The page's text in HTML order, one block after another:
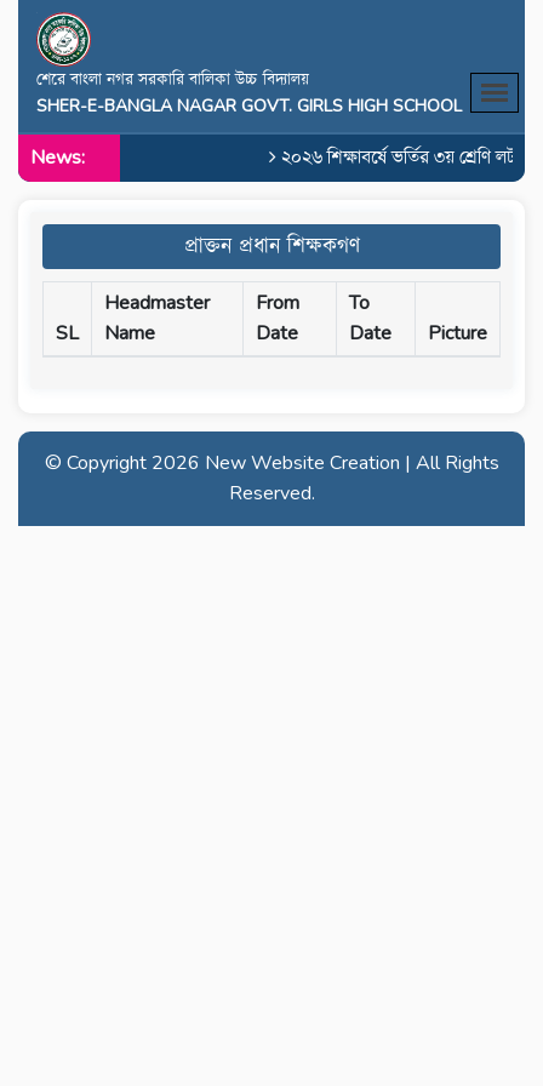
শেরে বাংলা নগর সরকারি বালিকা উচ্চ বিদ্যালয়
SHER-E-BANGLA NAGAR GOVT. GIRLS HIGH SCHOOL
News: ২০২৬ শিক্ষাবর্ষে ভর্তির ৩য় শ্রেণি
প্রাক্তন প্রধান শিক্ষকগণ
SL
Headmaster
Name
From
Date
To
Date
Picture
© Copyright 2026 New Website Creation | All Rights
Reserved.